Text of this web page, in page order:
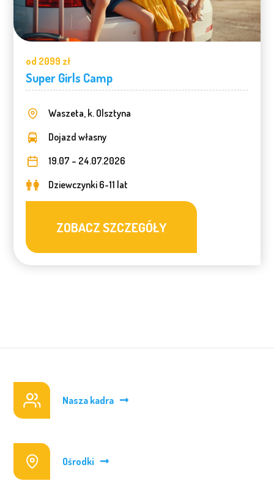
od 2099 zł
Super Girls Camp
Waszeta, k. Olsztyna
Dojazd własny
19.07 – 24.07.2026
Dziewczynki 6-11 lat
ZOBACZ SZCZEGÓŁY
Nasza kadra
Ośrodki